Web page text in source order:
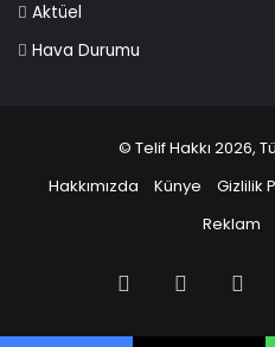
Aktüel
Hava Durumu
© Telif Hakkı 2026,
Hakkımızda
Künye Gizlilik
Reklam
Facebook